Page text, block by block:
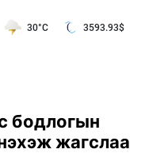
30°C 3593.93$
бодлогын
жагслаа